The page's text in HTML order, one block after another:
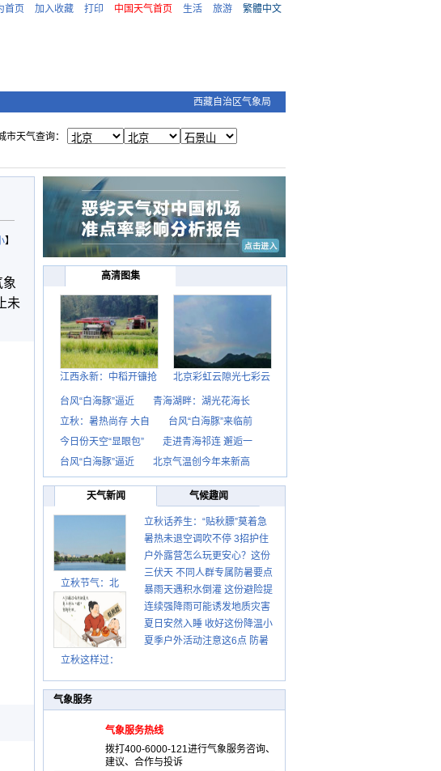
首页 加入收藏 打印 中国天气首页 生活 旅游 繁體中文
西藏自治区气象局
市天气查询：
】
未
高清图集
江西永新：中稻开镰抢 北京彩虹云隙光七彩云
台风“白海豚”逼近
青海湖畔：湖光花海长
立秋：暑热尚存 大自
台风“白海豚”来临前
今日份天空“显眼包”
走进青海祁连 邂逅一
台风“白海豚”逼近
北京气温创今年来新高
天气新闻 气候趣闻
立秋节气：北
立秋这样过：
立秋话养生：“贴秋膘”莫着急
先清暑再防燥
暑热未退空调吹不停 3招护住
肩颈不酸痛
户外露营怎么玩更安心？这份
攻略请收好
三伏天 不同人群专属防暑要点
请收好
暴雨天遇积水倒灌 这份避险提
示请收好
连续强降雨可能诱发地质灾害
这些前兆要知道
夏日安然入睡 收好这份降温小
贴士
夏季户外活动注意这6点 防暑
气象服务
气象服务热线
拨打400-6000-121进行气象服务咨询、
建议、合作与投诉